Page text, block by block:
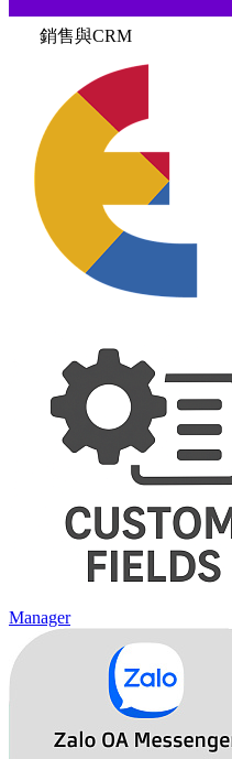
銷售與CRM
Manager